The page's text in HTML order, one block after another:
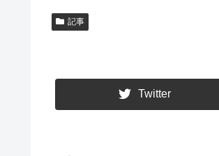
記事
Twitter